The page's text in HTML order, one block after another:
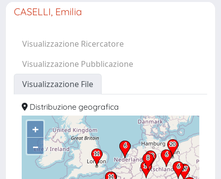
CASELLI, Emilia
Visualizzazione Ricercatore
Visualizzazione Pubblicazione
Visualizzazione File
Distribuzione geografica
+
–